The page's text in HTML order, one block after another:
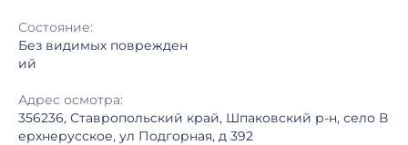
Состояние:
Без видимых поврежден
ий
Адрес осмотра:
356236, Ставропольский край, Шпаковский р-н, село В
ерхнерусское, ул Подгорная, д 392